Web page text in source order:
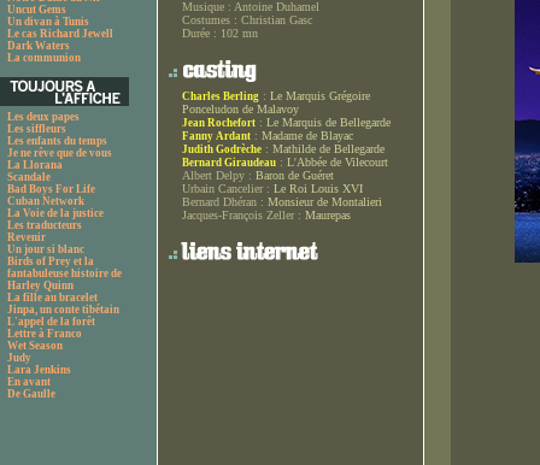
Uncut Gems
Un divan à Tunis
Le cas Richard Jewell
Dark Waters
La communion
Les deux papes
Les siffleurs
Les enfants du temps
Je ne rêve que de vous
La Llorana
Scandale
Bad Boys For Life
Cuban Network
La Voie de la justice
Les traducteurs
Revenir
Un jour si blanc
Birds of Prey et la
fantabuleuse histoire de
Harley Quinn
La fille au bracelet
Jinpa, un conte tibétain
L'appel de la forêt
Lettre à Franco
Wet Season
Judy
Lara Jenkins
En avant
De Gaulle
Musique : Antoine Duhamel
Costumes : Christian Gasc
Durée : 102 mn
Charles Berling : Le Marquis Grégoire
Ponceludon de Malavoy
Jean Rochefort : Le Marquis de Bellegarde
Fanny Ardant : Madame de Blayac
Judith Godrèche : Mathilde de Bellegarde
Bernard Giraudeau : L'Abbée de Vilecourt
Albert Delpy : Baron de Guéret
Urbain Cancelier : Le Roi Louis XVI
Bernard Dhéran : Monsieur de Montalieri
Jacques-François Zeller : Maurepas